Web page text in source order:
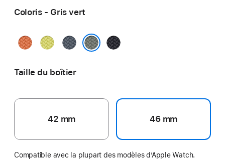
Coloris - Gris vert
Curcuma
JauneBleu
maritime
Minuit
Taille du boîtier
42 mm 46 mm
Compatible avec la plupart des modèles d’Apple Watch.